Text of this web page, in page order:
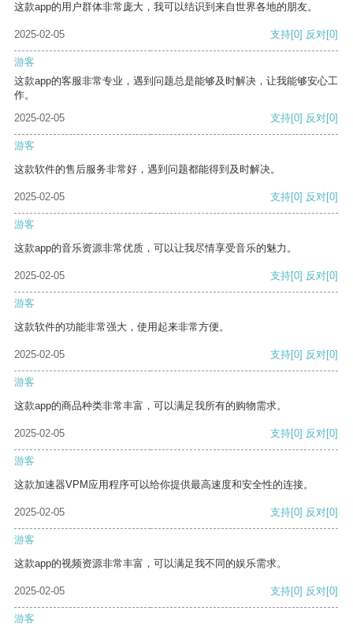
这款app的用户群体非常庞大，我可以结识到来自世界各地的朋友。
2025-02-05 支持[0] 反对[0]
游客
这款app的客服非常专业，遇到问题总是能够及时解决，让我能够安心工
作。
2025-02-05
支持[0] 反对[0]
游客
这款软件的售后服务非常好，遇到问题都能得到及时解决。
2025-02-05 支持[0] 反对[0]
游客
这款app的音乐资源非常优质，可以让我尽情享受音乐的魅力。
2025-02-05 支持[0] 反对[0]
游客
这款软件的功能非常强大，使用起来非常方便。
2025-02-05 支持[0] 反对[0]
游客
这款app的商品种类非常丰富，可以满足我所有的购物需求。
2025-02-05 支持[0] 反对[0]
游客
这款加速器VPM应用程序可以给你提供最高速度和安全性的连接。
2025-02-05 支持[0] 反对[0]
游客
这款app的视频资源非常丰富，可以满足我不同的娱乐需求。
2025-02-05 支持[0] 反对[0]
游客